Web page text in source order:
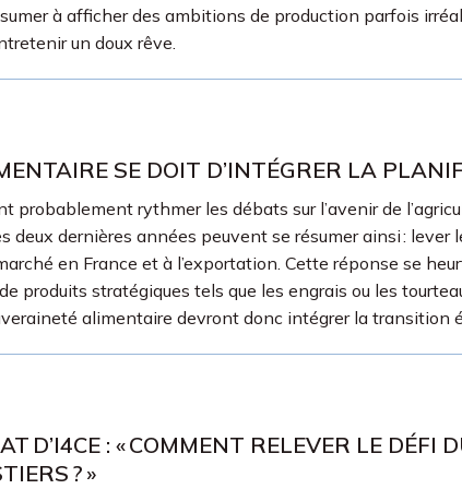
à afficher des ambitions de production parfois
un doux rêve.
SE DOIT D’INTÉGRER LA
rythmer les débats sur l’avenir de
deux dernières années peuvent se résumer ainsi :
en France et à l’exportation. Cette réponse se
produits stratégiques tels que les engrais ou les
alimentaire devront donc intégrer la transition
D’I4CE : « COMMENT RELEVER LE DÉFI
? »